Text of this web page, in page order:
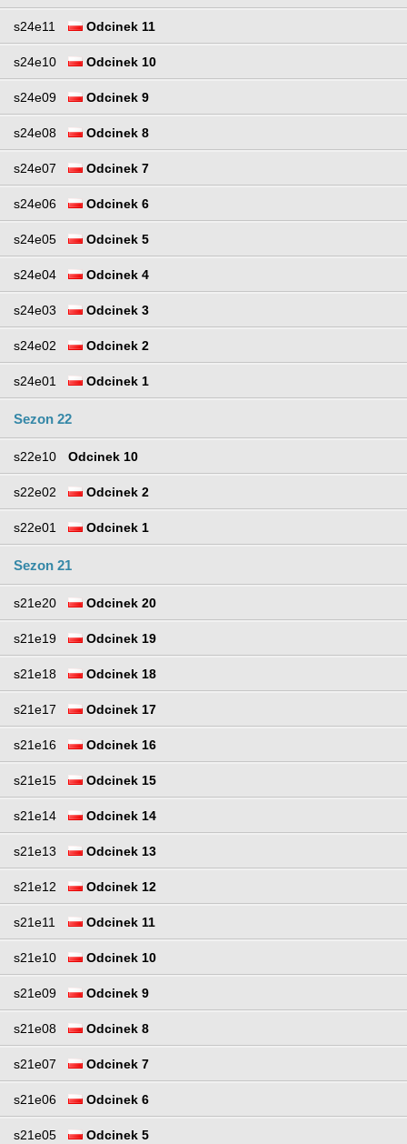
s24e11 Odcinek 11
s24e10 Odcinek 10
s24e09 Odcinek 9
s24e08 Odcinek 8
s24e07 Odcinek 7
s24e06 Odcinek 6
s24e05 Odcinek 5
s24e04 Odcinek 4
s24e03 Odcinek 3
s24e02 Odcinek 2
s24e01 Odcinek 1
Sezon 22
s22e10 Odcinek 10
s22e02 Odcinek 2
s22e01 Odcinek 1
Sezon 21
s21e20 Odcinek 20
s21e19 Odcinek 19
s21e18 Odcinek 18
s21e17 Odcinek 17
s21e16 Odcinek 16
s21e15 Odcinek 15
s21e14 Odcinek 14
s21e13 Odcinek 13
s21e12 Odcinek 12
s21e11 Odcinek 11
s21e10 Odcinek 10
s21e09 Odcinek 9
s21e08 Odcinek 8
s21e07 Odcinek 7
s21e06 Odcinek 6
s21e05 Odcinek 5